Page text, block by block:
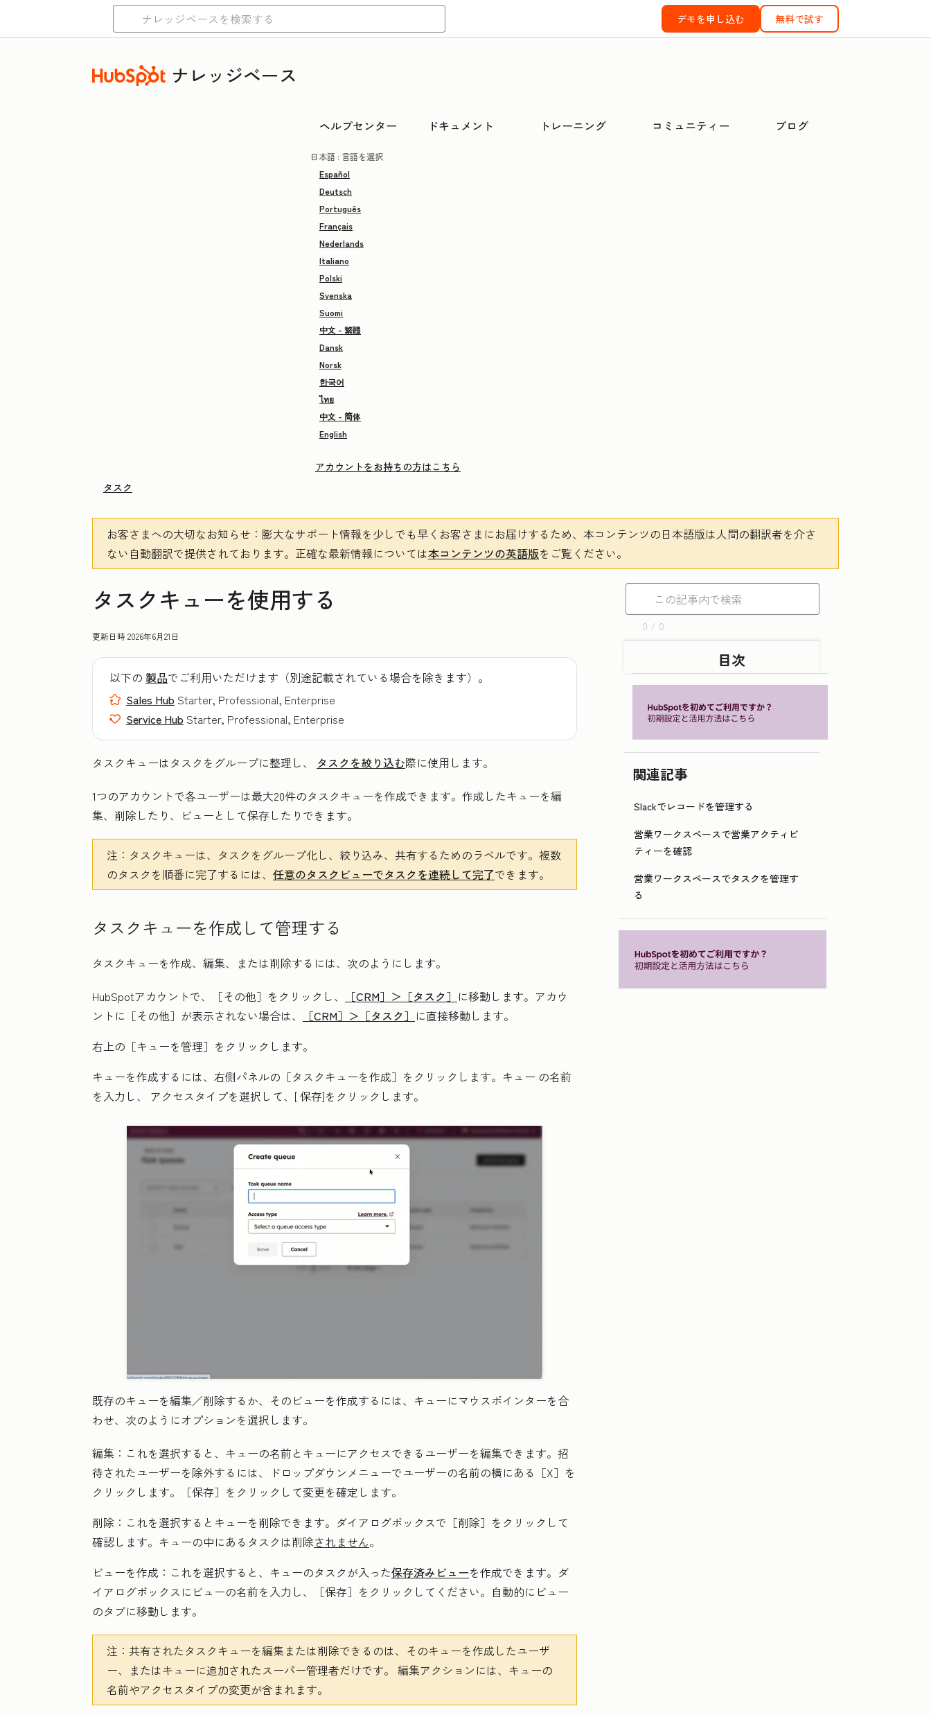
デモを申し込む 無料で試す
ナレッジベース
ヘルプセンター ドキュメント トレーニング コミュニティー ブログ
日本語 : 言語を選択
Español
Deutsch
Português
Français
Nederlands
Italiano
Polski
Svenska
Suomi
中文 - 繁體
Dansk
Norsk
한국어
ไทย
中文 - 简体
English
アカウントをお持ちの方はこちら
タスク
お客さまへの大切なお知らせ ：膨大なサポート情報を少しでも早くお客さまにお届けするため、本コンテンツの日本語版は人間の翻訳者を介さ
ない自動翻訳で提供されております。 正確な最新情報については本コンテンツの英語版をご覧ください。
タスクキューを使用する
更新日時2026年6月21日
以下の 製品でご利用いただけます（別途記載されている場合を除きます）。
Sales Hub Starter, Professional, Enterprise
Service Hub Starter, Professional, Enterprise
タスクキューはタスクをグループに整理し、 タスクを絞り込む際に使用します。
1つのアカウントで各ユーザーは最大20件のタスクキューを作成できます。作成したキューを編
集、削除したり、ビューとして保存したりできます。
注： タスクキューは、タスクをグループ化し、絞り込み、共有するためのラベルです。複数
のタスクを順番に完了するには、 任意のタスクビューでタスクを連続して完了できます。
タスクキューを作成して管理する
タスクキューを作成、編集、または削除するには、次のようにします。
HubSpotアカウントで、
［その他］をクリックし、 ［CRM］＞ ［タスク］ に移動します。アカウ
ントに ［その他］が表示されない場合は、 ［CRM］＞ ［タスク］ に直接移動します。
右上の［キューを管理］をクリックします。
キューを作成するには、右側パネルの［タスクキューを作成］ をクリックします。キュー の名前
を入力し、 アクセスタイプを選択して、[保存]をクリックします。
既存のキューを編集／削除するか、そのビューを作成するには、キューにマウスポインターを合
わせ、次のようにオプションを選択します。
編集： これを選択すると、キューの名前とキューにアクセスできるユーザーを編集できます。招
待されたユーザーを除外するには、ドロップダウンメニューでユーザーの名前の横にある［X］ を
クリックします。［保存］ をクリックして変更を確定します。
削除： これを選択するとキューを削除できます。ダイアログボックスで ［削除］ をクリックして
確認します。キューの中にあるタスクは削除されません。
ビューを作成： これを選択すると、キューのタスクが入った保存済みビューを作成できます。ダ
イアログボックスにビューの名前を入力し、［保存］ をクリックしてください。自動的にビュー
のタブに移動します。
注： 共有されたタスクキューを編集または削除できるのは、そのキューを作成したユーザ
ー、またはキューに追加されたスーパー管理者だけです。 編集アクションには、キューの
名前やアクセスタイプの変更が含まれます。
0 / 0
目次
関連記事
Slackでレコードを管理する
営業ワークスペースで営業アクティビ
ティーを確認
営業ワークスペースでタスクを管理す
る